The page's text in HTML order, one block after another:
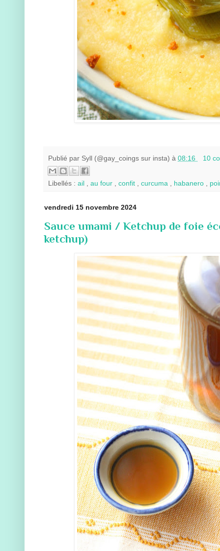
Publié par Syll (@gay_coings sur insta) à 08:16 10
Libellés : ail , au four , confit , curcuma , habanero ,
vendredi 15 novembre 2024
Sauce umami / Ketchup de foie
ketchup)